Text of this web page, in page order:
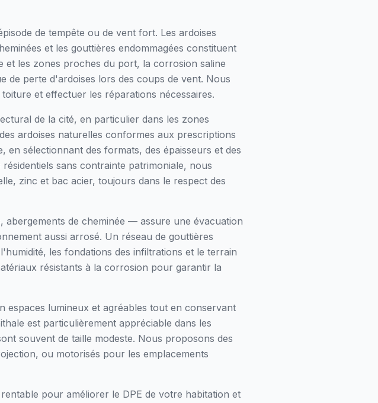
de tempête ou de vent fort. Les ardoises
et les gouttières endommagées constituent
et les zones proches du port, la corrosion saline
de perte d'ardoises lors des coups de vent. Nous
et effectuer les réparations nécessaires.
de la cité, en particulier dans les zones
ardoises naturelles conformes aux prescriptions
sélectionnant des formats, des épaisseurs et des
sans contrainte patrimoniale, nous
zinc et bac acier, toujours dans le respect des
de cheminée — assure une évacuation
aussi arrosé. Un réseau de gouttières
les fondations des infiltrations et le terrain
résistants à la corrosion pour garantir la
espaces lumineux et agréables tout en conservant
est particulièrement appréciable dans les
souvent de taille modeste. Nous proposons des
ou motorisés pour les emplacements
pour améliorer le DPE de votre habitation et